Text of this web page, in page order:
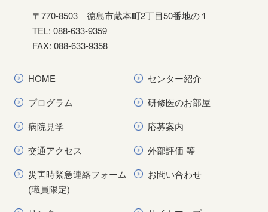
〒770-8503
徳島市蔵本町2丁目50番地の１
TEL: 088-633-9359
FAX: 088-633-9358
HOME
センター紹介
プログラム
研修医のお部屋
病院見学
応募案内
交通アクセス
外部評価 等
災害時緊急連絡フォーム
(職員限定)
お問い合わせ